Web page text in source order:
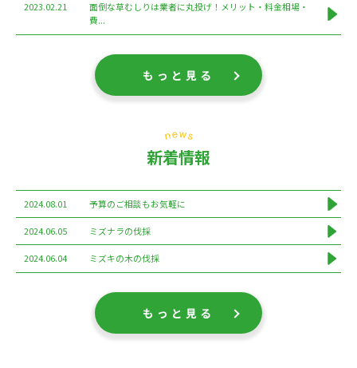
2023.02.21
面倒な草むしりは業者に丸投げ！メリット・料金相場・
費...
もっと見る
新着情報
2024.08.01 予算のご相談もお気軽に
2024.06.05 ミズナラの伐採
2024.06.04 ミズキの木の伐採
もっと見る